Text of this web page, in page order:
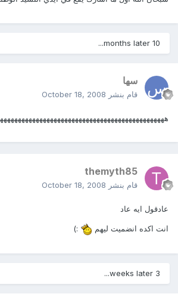
10 months later...
سها
قام بنشر October 18, 2008
themyth85
قام بنشر October 18, 2008
عادقول ايه عاد
انت اكده انضميت ليهم :)
3 weeks later...